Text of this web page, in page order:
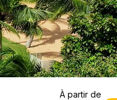
à partir de